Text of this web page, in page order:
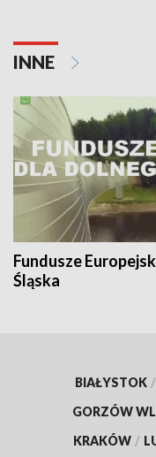
INNE
Fundusze
Śląska
BIAŁYSTOK /
GORZÓW
KRAKÓW /